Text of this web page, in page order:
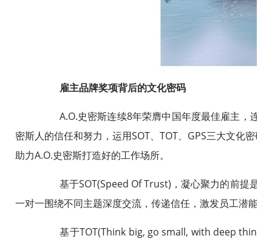
雇主品牌奖项背后的文化密码
A.O.史密斯连续8年荣膺中国年度最佳雇主，连续
密斯人的信任和努力，运用SOT、TOT、GPS三大文化密
助力A.O.史密斯打造好的工作场所。
基于SOT(Speed Of Trust)，凝心聚力的前提是
一对一围绕不同主题深度交流，传递信任，激发员工潜能
基于TOT(Think big, go small, with deep thing)最